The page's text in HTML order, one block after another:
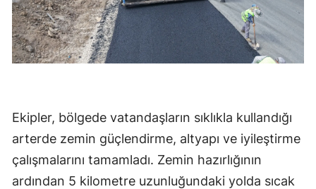
Ekipler, bölgede vatandaşların sıklıkla kullandığı
arterde zemin güçlendirme, altyapı ve iyileştirme
çalışmalarını tamamladı. Zemin hazırlığının
ardından 5 kilometre uzunluğundaki yolda sıcak